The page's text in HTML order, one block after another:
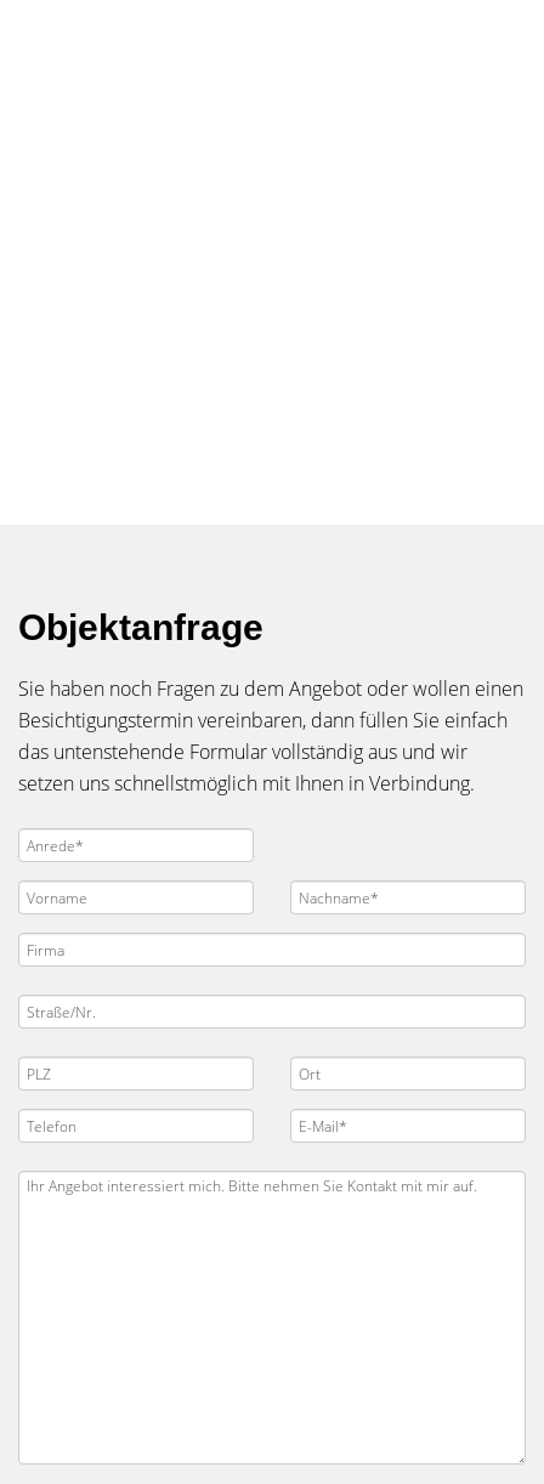
Objektanfrage
Sie haben noch Fragen zu dem Angebot oder wollen einen
Besichtigungstermin vereinbaren, dann füllen Sie einfach
das untenstehende Formular vollständig aus und wir
setzen uns schnellstmöglich mit Ihnen in Verbindung.